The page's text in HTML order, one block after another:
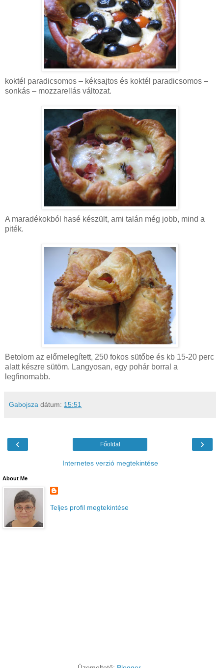
koktél paradicsomos – kéksajtos és koktél paradicsomos –
sonkás – mozzarellás változat.
A maradékokból hasé készült, ami talán még jobb, mind a
piték.
Betolom az előmelegített, 250 fokos sütőbe és kb 15-20 perc
alatt készre sütöm. Langyosan, egy pohár borral a
legfinomabb.
Gabojsza dátum: 15:51
‹ ›
Főoldal
Internetes verzió megtekintése
About Me
Teljes profil megtekintése